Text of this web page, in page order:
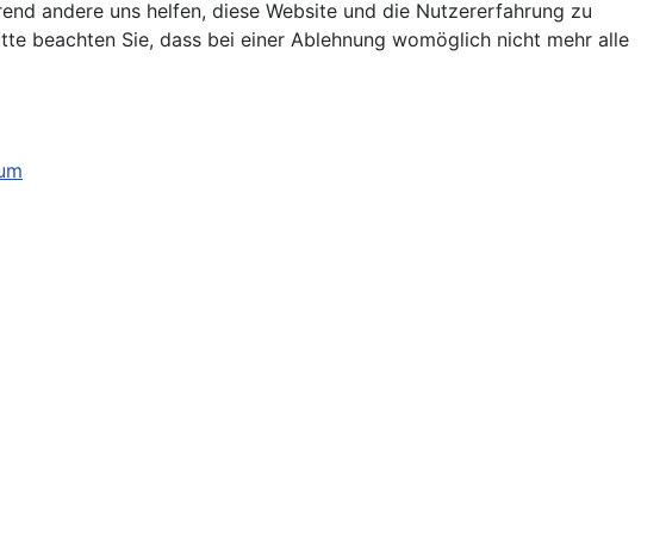
andere uns helfen, diese Website und die Nutzererfahrung zu
beachten Sie, dass bei einer Ablehnung womöglich nicht mehr alle